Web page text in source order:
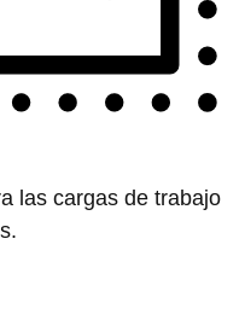
las cargas de trabajo